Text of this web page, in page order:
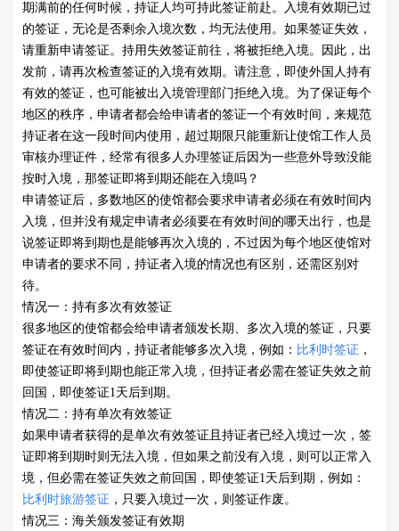
期满前的任何时候，持证人均可持此签证前赴。入境有效期已过
的签证，无论是否剩余入境次数，均无法使用。 如果签证失效，
请重新申请签证。持用失效签证前往，将被拒绝入境。因此，出
发前，请再次检查签证的入境有效期。请注意，即使外国人持有
有效的签证，也可能被出入境管理部门拒绝入境。 为了保证每个
地区的秩序，申请者都会给申请者的签证一个有效时间，来规范
持证者在这一段时间内使用，超过期限只能重新让使馆工作人员
审核办理证件，经常有很多人办理签证后因为一些意外导致没能
按时入境，那签证即将到期还能在入境吗？
申请签证后，多数地区的使馆都会要求申请者必须在有效时间内
入境，但并没有规定申请者必须要在有效时间的哪天出行，也是
说签证即将到期也是能够再次入境的，不过因为每个地区使馆对
申请者的要求不同，持证者入境的情况也有区别，还需区别对
待。
情况一：持有多次有效签证
很多地区的使馆都会给申请者颁发长期、多次入境的签证，只要
签证在有效时间内，持证者能够多次入境，例如： 比利时签证 ，
即使签证即将到期也能正常入境，但持证者必需在签证失效之前
回国，即使签证1天后到期。
情况二：持有单次有效签证
如果申请者获得的是单次有效签证且持证者已经入境过一次，签
证即将到期时则无法入境，但如果之前没有入境，则可以正常入
境，但必需在签证失效之前回国，即使签证1天后到期，例如：
比利时旅游签证 ，只要入境过一次，则签证作废。
情况三：海关颁发签证有效期